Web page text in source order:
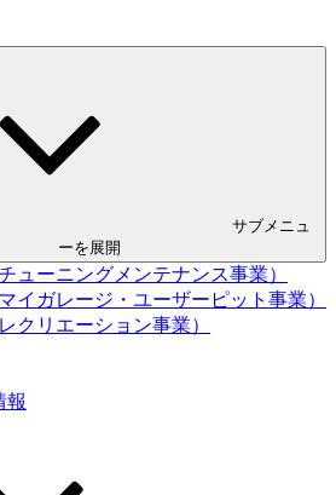
サブメニュ
ーを展開
ューニングメンテナンス事業）
イガレージ・ユーザーピット事業）
クリエーション事業）
報